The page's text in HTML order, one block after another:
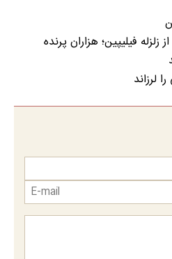
فیلیپین؛ هزاران پرنده
لرزاند